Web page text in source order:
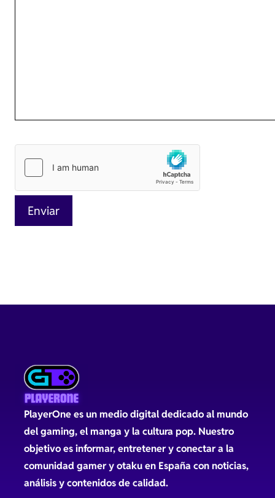
PlayerOne es un medio digital dedicado al mundo
del gaming, el manga y la cultura pop. Nuestro
objetivo es informar, entretener y conectar a la
comunidad gamer y otaku en España con noticias,
análisis y contenidos de calidad.